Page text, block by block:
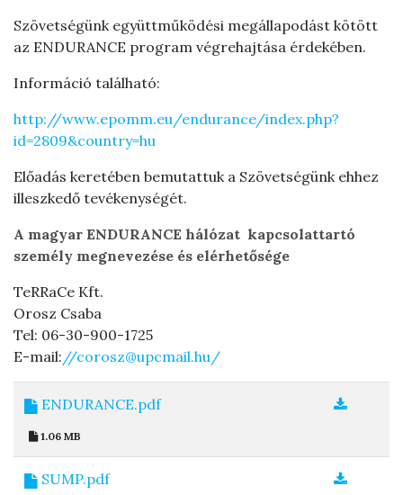
Szövetségünk együttműködési megállapodást kötött
az ENDURANCE program végrehajtása érdekében.
Információ található:
http://www.epomm.eu/endurance/index.php?
id=2809&country=hu
Előadás keretében bemutattuk a Szövetségünk ehhez
illeszkedő tevékenységét.
A magyar ENDURANCE hálózat kapcsolattartó
személy megnevezése és elérhetősége
TeRRaCe Kft.
Orosz Csaba
Tel: 06-30-900-1725
E-mail://corosz@upcmail.hu/
ENDURANCE.pdf
1.06 MB
SUMP.pdf